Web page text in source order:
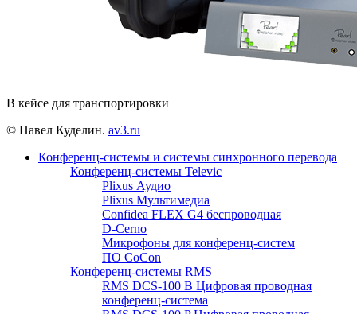
В кейсе для транспортировки
© Павел Куделин. av3.ru
Конференц-системы и системы синхронного перевода
Конференц-системы Televic
Plixus Аудио
Plixus Мультимедиа
Confidea FLEX G4 беспроводная
D-Cerno
Микрофоны для конференц-систем
ПО CoCon
Конференц-системы RMS
RMS DCS-100 B Цифровая проводная
конференц-система